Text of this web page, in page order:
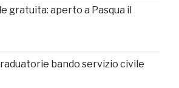
gratuita: aperto a Pasqua il
bando servizio civile